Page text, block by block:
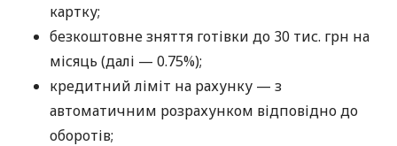
картку;
безкоштовне зняття готівки до 30 тис. грн на
місяць (далі — 0.75%);
кредитний ліміт на рахунку — з
автоматичним розрахунком відповідно до
оборотів;